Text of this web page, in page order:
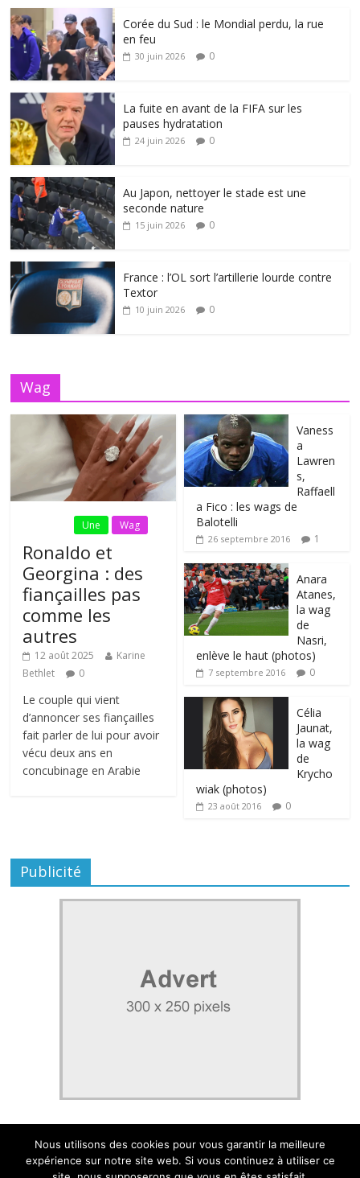
Corée du Sud : le Mondial perdu, la rue
en feu
30 juin 2026 0
La fuite en avant de la FIFA sur les
pauses hydratation
24 juin 2026 0
Au Japon, nettoyer le stade est une
seconde nature
15 juin 2026 0
France : l’OL sort l’artillerie lourde contre
Textor
10 juin 2026 0
Wag
Une Wag
Ronaldo et
Georgina : des
fiançailles pas
comme les
autres
12 août 2025
Karine
Bethlet
0
Le couple qui vient
d’annoncer ses fiançailles
fait parler de lui pour avoir
vécu deux ans en
concubinage en Arabie
Vaness
a
Lawren
s,
Raffaell
a Fico : les wags de
Balotelli
26 septembre 2016 1
Anara
Atanes,
la wag
de
Nasri,
enlève le haut (photos)
7 septembre 2016 0
Célia
Jaunat,
la wag
de
Krycho
wiak (photos)
23 août 2016 0
Publicité
Nous utilisons des cookies pour vous garantir la meilleure
expérience sur notre site web. Si vous continuez à utiliser ce